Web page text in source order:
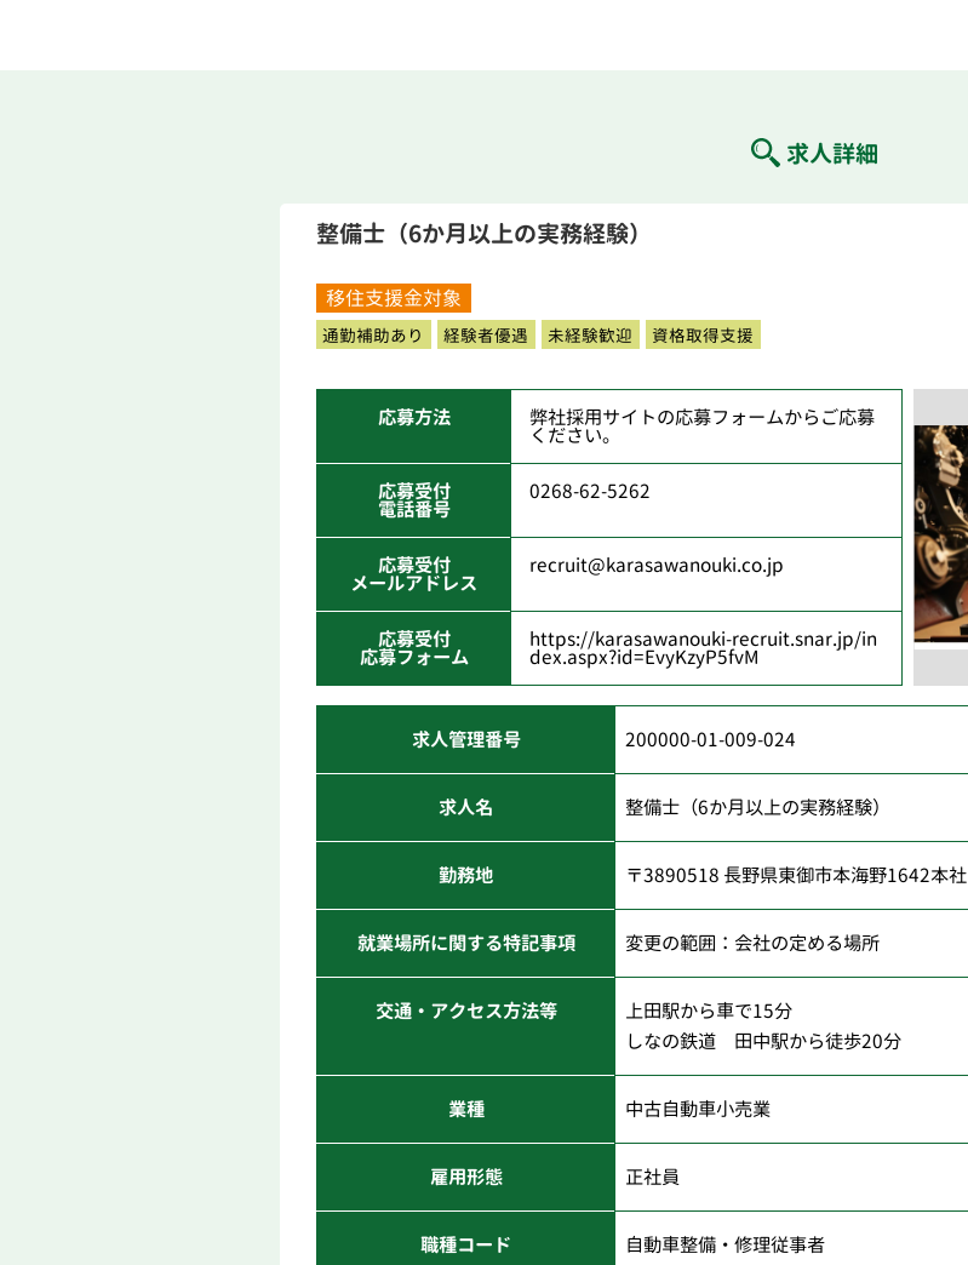
求人詳細
整備士（6か月以上の実務経験）
移住支援金対象
通勤補助あり 経験者優遇 未経験歓迎 資格取得支援
応募方法 弊社採用サイトの応募フォームからご応募
ください。
応募受付
電話番号
0268-62-5262
応募受付
メールアドレス
recruit@karasawanouki.co.jp
応募受付
応募フォーム
https://karasawanouki-recruit.snar.jp/in
dex.aspx?id=EvyKzyP5fvM
求人管理番号 200000-01-009-024
求人名 整備士（6か月以上の実務経験）
勤務地 〒3890518 長野県東御市本海野1642本社
就業場所に関する特記事項 変更の範囲：会社の定める場所
交通・アクセス方法等
上田駅から車で15分
しなの鉄道 田中駅から徒歩20分
業種 中古自動車小売業
雇用形態 正社員
職種コード 自動車整備・修理従事者